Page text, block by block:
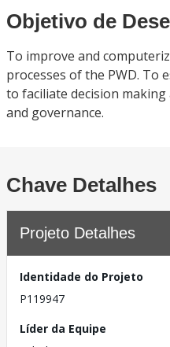
Objetivo de
To improve and
processes of the PWD. To
to faciliate decision
and governance.
Chave Detalhes
Projeto Detalhes
Identidade do Projeto
P119947
Líder da Equipe